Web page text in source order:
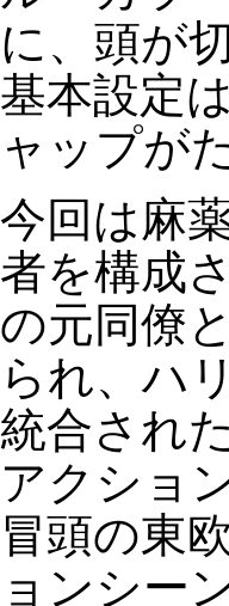
に、頭が
基本設定
ャップが
今回は麻
者を構成
の元同僚
られ、ハ
統合され
アクショ
冒頭の東
ョンシー